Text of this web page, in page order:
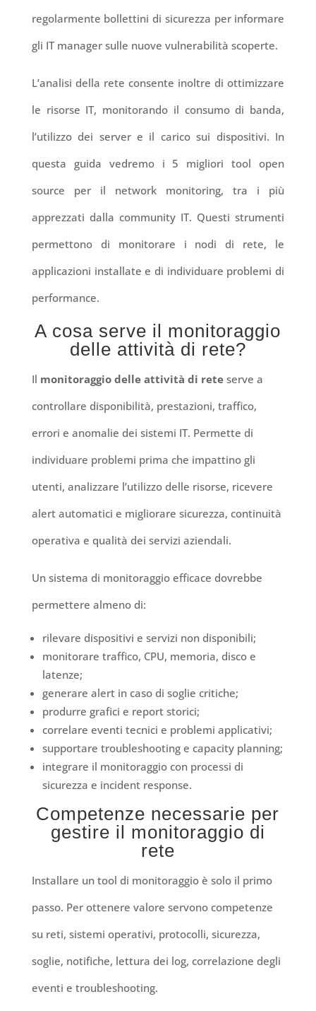
regolarmente bollettini di sicurezza per informare
gli IT manager sulle nuove vulnerabilità scoperte.
L’analisi della rete consente inoltre di ottimizzare
le risorse IT, monitorando il consumo di banda,
l’utilizzo dei server e il carico sui dispositivi. In
questa guida vedremo i 5 migliori tool open
source per il network monitoring, tra i più
apprezzati dalla community IT. Questi strumenti
permettono di monitorare i nodi di rete, le
applicazioni installate e di individuare problemi di
performance.
A cosa serve il monitoraggio
delle attività di rete?
Il monitoraggio delle attività di rete serve a
controllare disponibilità, prestazioni, traffico,
errori e anomalie dei sistemi IT. Permette di
individuare problemi prima che impattino gli
utenti, analizzare l’utilizzo delle risorse, ricevere
alert automatici e migliorare sicurezza, continuità
operativa e qualità dei servizi aziendali.
Un sistema di monitoraggio efficace dovrebbe
permettere almeno di:
rilevare dispositivi e servizi non disponibili;
monitorare traffico, CPU, memoria, disco e
latenze;
generare alert in caso di soglie critiche;
produrre grafici e report storici;
correlare eventi tecnici e problemi applicativi;
supportare troubleshooting e capacity planning;
integrare il monitoraggio con processi di
sicurezza e incident response.
Competenze necessarie per
gestire il monitoraggio di
rete
Installare un tool di monitoraggio è solo il primo
passo. Per ottenere valore servono competenze
su reti, sistemi operativi, protocolli, sicurezza,
soglie, notifiche, lettura dei log, correlazione degli
eventi e troubleshooting.